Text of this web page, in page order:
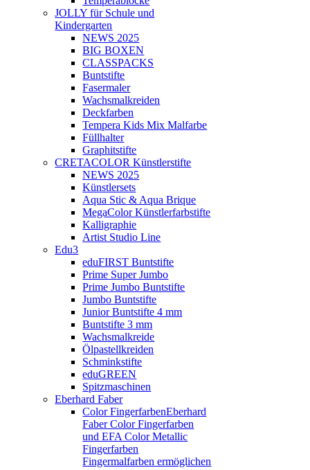
JOLLY für Schule und
Kindergarten
NEWS 2025
BIG BOXEN
CLASSPACKS
Buntstifte
Fasermaler
Wachsmalkreiden
Deckfarben
Tempera Kids Mix Malfarbe
Füllhalter
Graphitstifte
CRETACOLOR Künstlerstifte
NEWS 2025
Künstlersets
Aqua Stic & Aqua Brique
MegaColor Künstlerfarbstifte
Kalligraphie
Artist Studio Line
Edu3
eduFIRST Buntstifte
Prime Super Jumbo
Prime Jumbo Buntstifte
Jumbo Buntstifte
Junior Buntstifte 4 mm
Buntstifte 3 mm
Wachsmalkreide
Ölpastellkreiden
Schminkstifte
eduGREEN
Spitzmaschinen
Eberhard Faber
Color FingerfarbenEberhard
Faber Color Fingerfarben
und EFA Color Metallic
Fingerfarben
Fingermalfarben ermöglichen